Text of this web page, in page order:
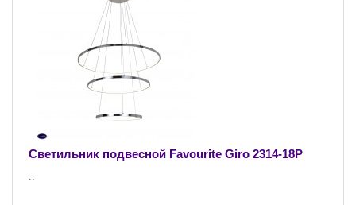
Светильник подвесной Favourite Giro 2314-18P
..